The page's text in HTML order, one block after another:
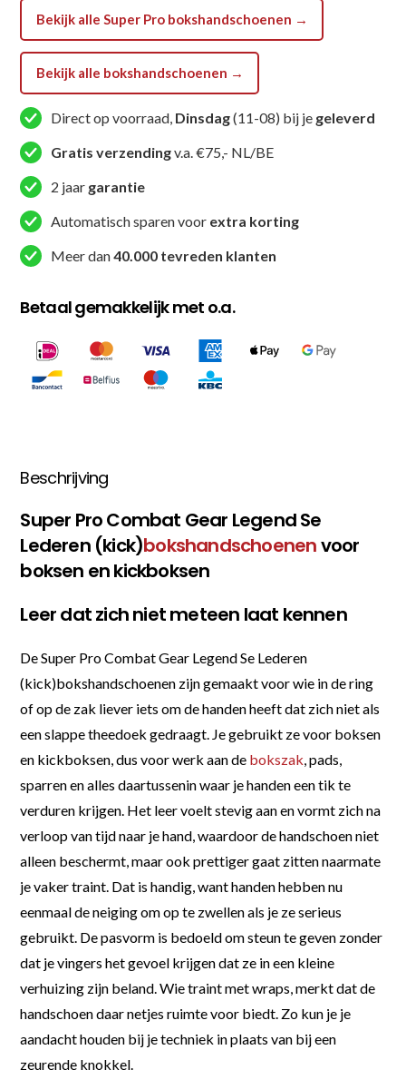
aantal
Bekijk alle Super Pro bokshandschoenen →
Bekijk alle bokshandschoenen →
Direct op voorraad, Dinsdag(11-08) bij je geleverd
Gratis verzendingv.a. €75,- NL/BE
2 jaar garantie
Automatisch sparen voor extra korting
Meer dan40.000 tevreden klanten
Betaal gemakkelijk met o.a.
Beschrijving
Super Pro Combat Gear Legend Se
Lederen (kick)bokshandschoenenvoor
boksen en kickboksen
Leer dat zich niet meteen laat kennen
De Super Pro Combat Gear Legend Se Lederen
(kick)bokshandschoenen zijn gemaakt voor wie in de ring
of op de zak liever iets om de handen heeft dat zich niet als
een slappe theedoek gedraagt. Je gebruikt ze voor boksen
en kickboksen, dus voor werk aan de bokszak , pads,
sparren en alles daartussenin waar je handen een tik te
verduren krijgen. Het leer voelt stevig aan en vormt zich na
verloop van tijd naar je hand, waardoor de handschoen niet
alleen beschermt, maar ook prettiger gaat zitten naarmate
je vaker traint. Dat is handig, want handen hebben nu
eenmaal de neiging om op te zwellen als je ze serieus
gebruikt. De pasvorm is bedoeld om steun te geven zonder
dat je vingers het gevoel krijgen dat ze in een kleine
verhuizing zijn beland. Wie traint met wraps, merkt dat de
handschoen daar netjes ruimte voor biedt. Zo kun je je
aandacht houden bij je techniek in plaats van bij een
zeurende knokkel.